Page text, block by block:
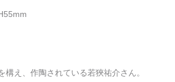
構え、作陶されている若狹祐介さん。